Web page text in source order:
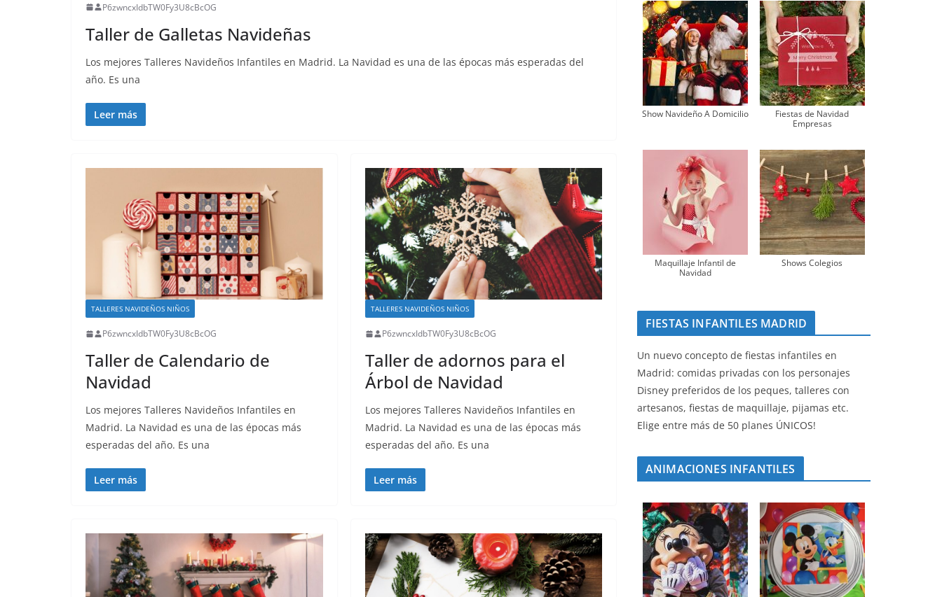
P6zwncxIdbTW0Fy3U8cBcOG
Taller de Galletas Navideñas
Los mejores Talleres Navideños Infantiles en Madrid. La Navidad es una de las épocas más esperadas del
año. Es una
Leer más
TALLERES NAVIDEÑOS NIÑOS
P6zwncxIdbTW0Fy3U8cBcOG
Taller de Calendario de
Navidad
Los mejores Talleres Navideños Infantiles en
Madrid. La Navidad es una de las épocas más
esperadas del año. Es una
Leer más
TALLERES NAVIDEÑOS NIÑOS
P6zwncxIdbTW0Fy3U8cBcOG
Taller de adornos para el
Árbol de Navidad
Los mejores Talleres Navideños Infantiles en
Madrid. La Navidad es una de las épocas más
esperadas del año. Es una
Leer más
Show Navideño A Domicilio
Fiestas de Navidad
Empresas
Maquillaje Infantil de
Navidad
Shows Colegios
FIESTAS INFANTILES MADRID
Un nuevo concepto de fiestas infantiles en
Madrid: comidas privadas con los personajes
Disney preferidos de los peques, talleres con
artesanos, fiestas de maquillaje, pijamas etc.
Elige entre más de 50 planes ÚNICOS!
ANIMACIONES INFANTILES